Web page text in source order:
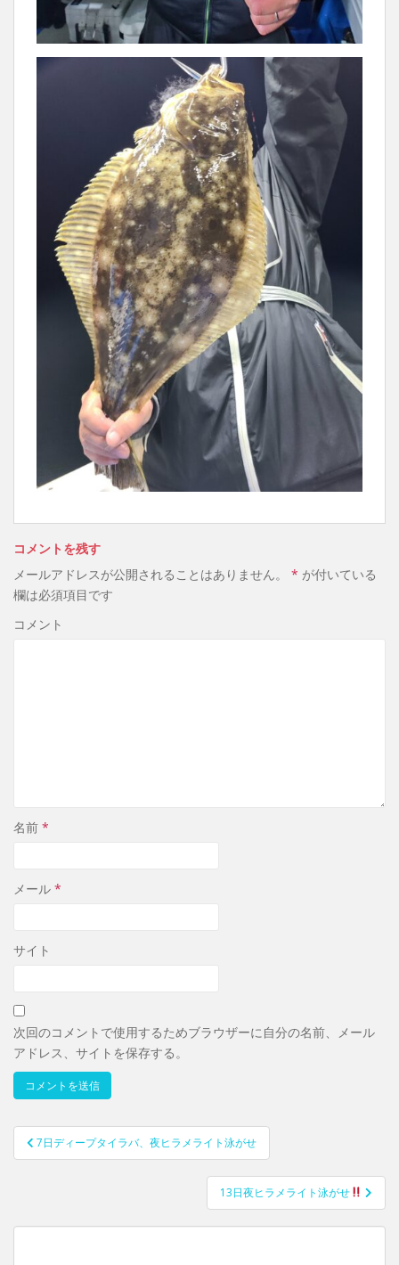
コメントを残す
メールアドレスが公開されることはありません。
* が付いている
欄は必須項目です
コメント
名前 *
メール *
サイト
次回のコメントで使用するためブラウザーに自分の名前、メール
アドレス、サイトを保存する。
投稿ナビゲーション
7日ディープタイラバ、夜ヒラメライト泳がせ
13日夜ヒラメライト泳がせ